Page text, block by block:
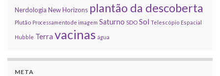
Nerdologia New Horizons plantão da descoberta
Plutão Processamento de imagem Saturno SDO Sol Telescópio Espacial
Hubble Terra vacinas água
META